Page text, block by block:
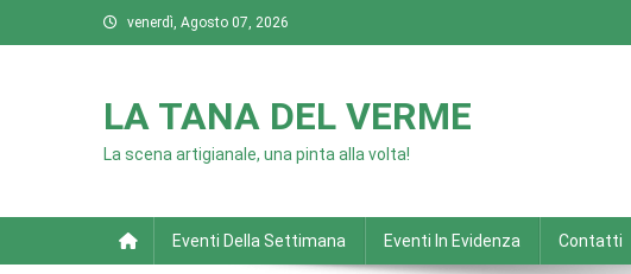
to
venerdì, Agosto 07, 2026
LA TANA DEL VERME
La scena artigianale, una pinta alla volta!
Eventi Della Settimana Eventi In Evidenza Contatti